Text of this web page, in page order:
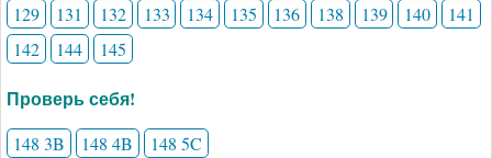
129 131 132 133 134 135 136 138 139 140
141
142
144 145
Проверь себя!
148 3B 148 4B 148 5C